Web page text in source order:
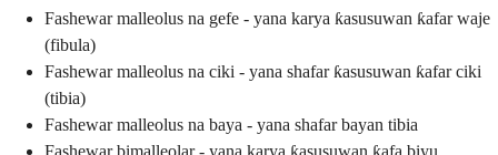
Fashewar malleolus na gefe - yana karya ƙasusuwan ƙafar waje
(fibula)
Fashewar malleolus na ciki - yana shafar ƙasusuwan ƙafar ciki
(tibia)
Fashewar malleolus na baya - yana shafar bayan tibia
Fashewar bimalleolar - yana karya ƙasusuwan ƙafa biyu